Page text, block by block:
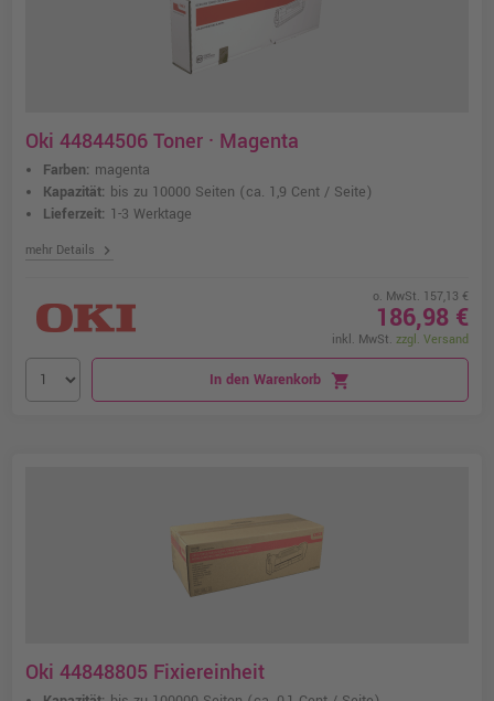
Oki 44844506 Toner · Magenta
Farben: magenta
Kapazität: bis zu 10000 Seiten (ca. 1,9 Cent / Seite)
Lieferzeit: 1-3 Werktage
mehr Details chevron_right
o. MwSt. 157,13 €
186,98 €
inkl. MwSt. zzgl. Versand
In den Warenkorb shopping_cart
Oki 44848805 Fixiereinheit